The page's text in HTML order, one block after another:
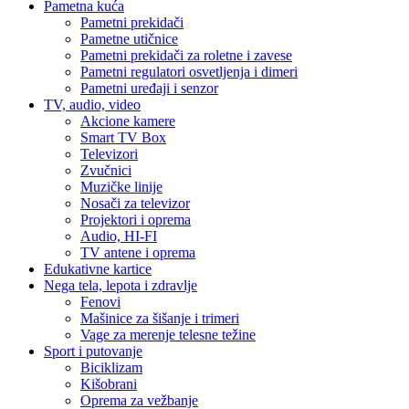
Pametna kuća
Pametni prekidači
Pametne utičnice
Pametni prekidači za roletne i zavese
Pametni regulatori osvetljenja i dimeri
Pametni uređaji i senzor
TV, audio, video
Akcione kamere
Smart TV Box
Televizori
Zvučnici
Muzičke linije
Nosači za televizor
Projektori i oprema
Audio, HI-FI
TV antene i oprema
Edukativne kartice
Nega tela, lepota i zdravlje
Fenovi
Mašinice za šišanje i trimeri
Vage za merenje telesne težine
Sport i putovanje
Biciklizam
Kišobrani
Oprema za vežbanje